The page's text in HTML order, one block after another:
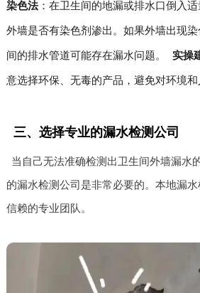
染色法：在卫生间的地漏或排水口倒入
外墙是否有染色剂渗出。如果外墙出现
间的排水管道可能存在漏水问题。 实操
意选择环保、无毒的产品，避免对环境和
三、选择专业的漏水检测公司
当自己无法准确检测出卫生间外墙漏水
的漏水检测公司是非常必要的。本地漏
信赖的专业团队。